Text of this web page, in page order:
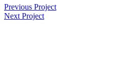
Previous Project
Next Project